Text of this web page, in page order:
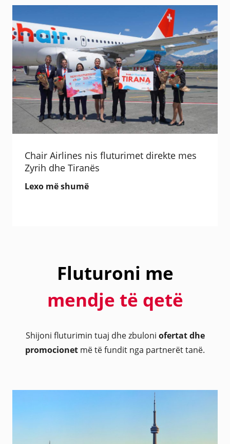
Chair Airlines nis fluturimet direkte mes
Zyrih dhe Tiranës
Lexo më shumë
Fluturoni me
mendje të qetë
Shijoni fluturimin tuaj dhe zbuloni ofertat dhe
promocionet më të fundit nga partnerët tanë.